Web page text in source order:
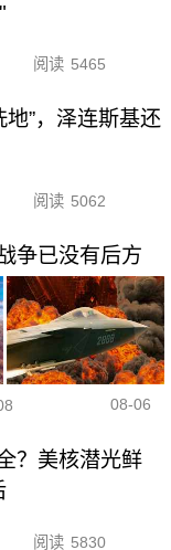
阅读 5465
”，泽连斯基还
阅读 5062
争已没有后方
08-06
？美核潜光鲜
阅读 5830